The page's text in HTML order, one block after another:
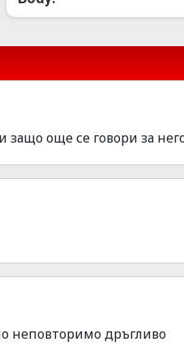
още се говори за
неповторимо дръгливо